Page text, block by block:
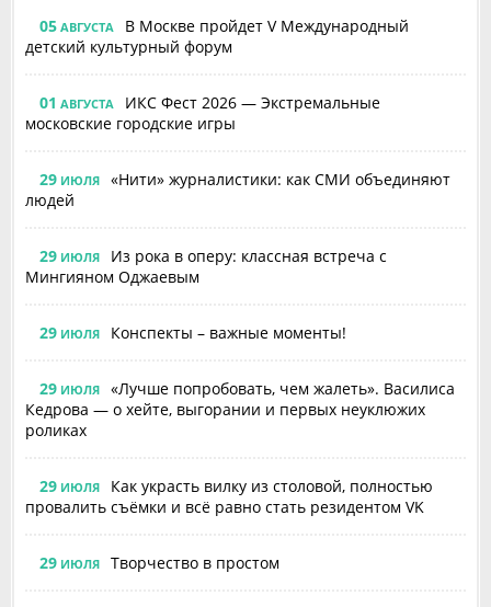
05 АВГУСТА
В Москве пройдет V Международный
детский культурный форум
01 АВГУСТА
ИКС Фест 2026 — Экстремальные
московские городские игры
29 ИЮЛЯ
«Нити» журналистики: как СМИ объединяют
людей
29 ИЮЛЯ
Из рока в оперу: классная встреча с
Мингияном Оджаевым
29 ИЮЛЯ Конспекты – важные моменты!
29 ИЮЛЯ
«Лучше попробовать, чем жалеть». Василиса
Кедрова — о хейте, выгорании и первых неуклюжих
роликах
29 ИЮЛЯ
Как украсть вилку из столовой, полностью
провалить съёмки и всё равно стать резидентом VK
29 ИЮЛЯ Творчество в простом